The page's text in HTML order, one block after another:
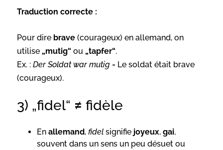
Traduction correcte :
Pour dire brave (courageux) en allemand, on
utilise „mutig“ ou „tapfer“.
Ex. : Der Soldat war mutig = Le soldat était brave
(courageux).
3) „fidel“ ≠ fidèle
En allemand, fidel signifie joyeux, gai,
souvent dans un sens un peu désuet ou